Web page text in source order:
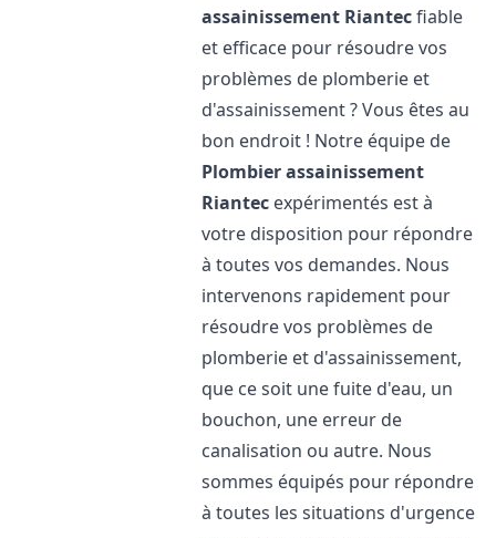
assainissement Riantecfiable
et efficace pour résoudre vos
problèmes de plomberie et
d'assainissement ? Vous êtes au
bon endroit ! Notre équipe de
Plombier assainissement
Riantec expérimentés est à
votre disposition pour répondre
à toutes vos demandes. Nous
intervenons rapidement pour
résoudre vos problèmes de
plomberie et d'assainissement,
que ce soit une fuite d'eau, un
bouchon, une erreur de
canalisation ou autre. Nous
sommes équipés pour répondre
à toutes les situations d'urgence